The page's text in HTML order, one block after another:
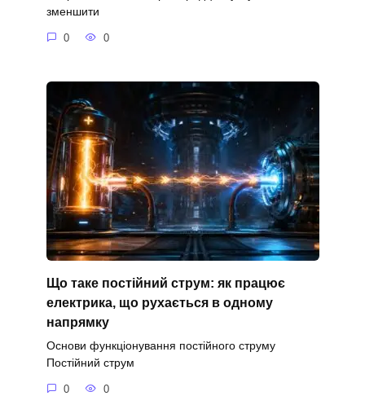
зменшити
0 0
Що таке постійний струм: як працює
електрика, що рухається в одному
напрямку
Основи функціонування постійного струму
Постійний струм
0 0